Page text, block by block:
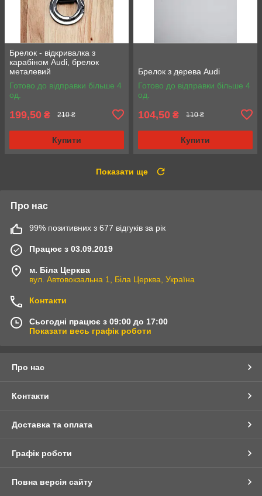
Брелок - відкривалка з
карабіном Audi, брелок
металевий
Готово до відправки більше 4
од.
199,50 ₴ 210 ₴
Купити
Брелок з дерева Audi
Готово до відправки більше 4
од.
104,50 ₴ 110 ₴
Купити
Показати ще
Про нас
99% позитивних з 677 відгуків за рік
Працює з 03.09.2019
м. Біла Церква
вул. Автовокзальна 1, Біла Церква, Україна
Контакти
Сьогодні працює з 09:00 до 17:00
Показати весь графік роботи
Про нас
Контакти
Доставка та оплата
Графік роботи
Повна версія сайту